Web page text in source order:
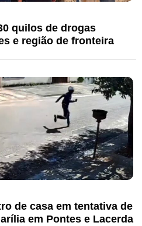
quilos de drogas
e região de fronteira
de casa em tentativa de
em Pontes e Lacerda